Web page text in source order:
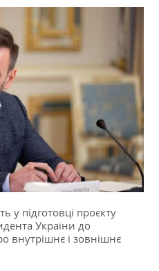
у підготовці проєкту
України до
внутрішнє і зовнішнє